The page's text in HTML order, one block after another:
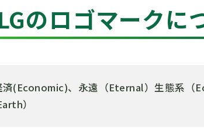
のロゴマークに
済(Economic)、永遠（Eternal）生態系
）